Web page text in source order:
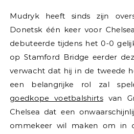
Mudryk heeft sinds zijn
Donetsk één keer voor
debuteerde tijdens het 0-0
op Stamford Bridge eerder
verwacht dat hij in de tweede
een belangrijke rol zal
goedkope voetbalshirtsvan
Chelsea dat een
ommekeer wil maken om in